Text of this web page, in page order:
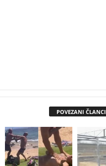
POVEZANI ČLANCI